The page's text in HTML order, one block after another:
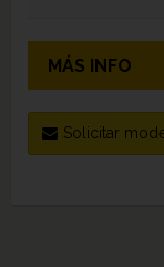
MÁS INFO
Solicitar